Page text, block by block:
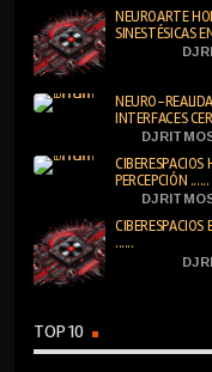
NEUROARTE
SINESTÉSICAS
NEURO-
INTERFACES
PERCEPCIÓN ......
......
TOP 10